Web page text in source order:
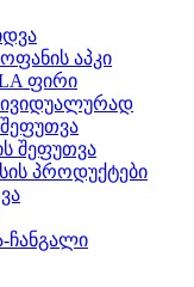
აპკი
ფირი
შეფუთვა
პროდუქტები
ჩანგალი